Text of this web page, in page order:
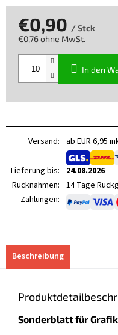
€0,90 / Stck
€0,76 ohne MwSt.
In den
Versand: ab EUR 6,95
Lieferung bis:
24.08.2026
Rücknahmen: 14 Tage
Zahlungen:
Beschreibung
Sonderblatt für